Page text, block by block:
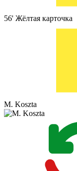
56' Жёлтая карточка
M. Koszta